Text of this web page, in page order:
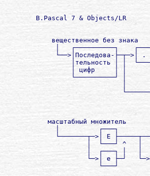
B.Pascal 7 & Objects/LR
             вещественное без знака
│   ┌──────────┐
└──>│Последова-├─┬─>│
│тельность │ │
│ цифр     │ │
└──────────┘ │
            масштабный множитель
│          ┌───┐
└───────┬─>│ E
│  └───┘ ^   │
│  ┌───┐ │   │
└─>│ е ├─┘
└───┘